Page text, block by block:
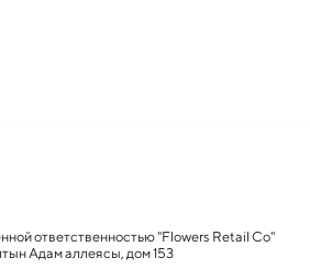
ответственностью "Flowers Retail Co"
Адам аллеясы, дом 153